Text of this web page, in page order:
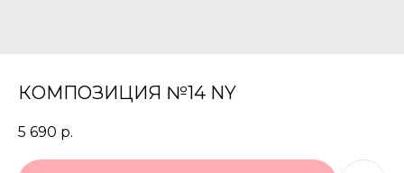
КОМПОЗИЦИЯ №14 NY
5 690 р.